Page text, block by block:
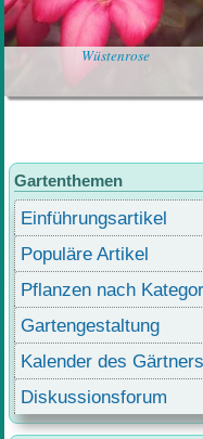
Wüstenrose
Gartenthemen
Einführungsartikel
Populäre Artikel
Pflanzen nach
Gartengestaltung
Kalender des Gärtners
Diskussionsforum